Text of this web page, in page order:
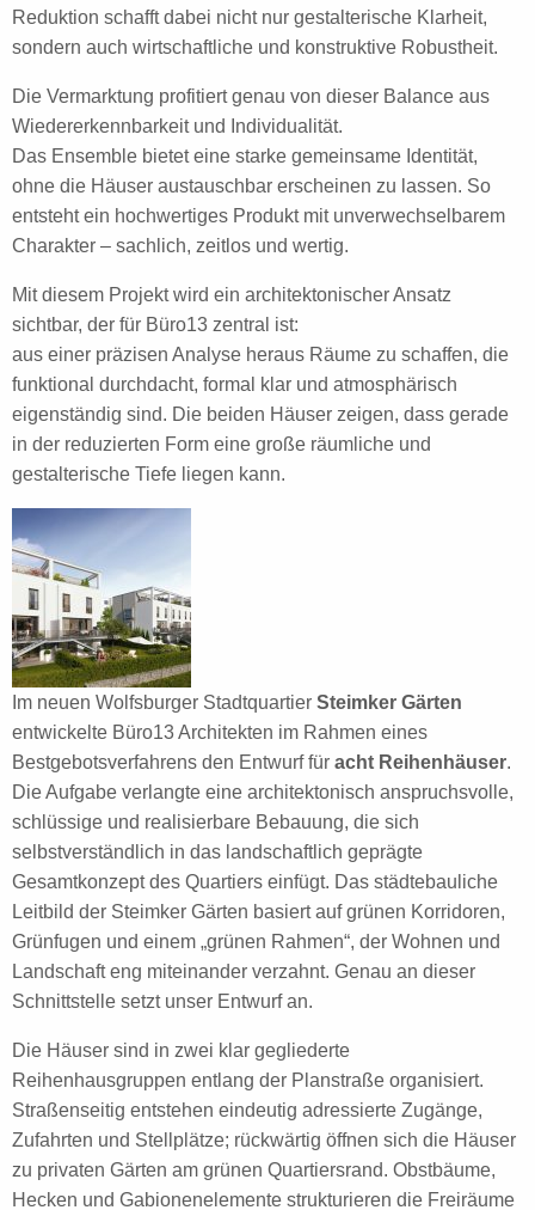
Reduktion schafft dabei nicht nur gestalterische Klarheit,
sondern auch wirtschaftliche und konstruktive Robustheit.
Die Vermarktung profitiert genau von dieser Balance aus
Wiedererkennbarkeit und Individualität.
Das Ensemble bietet eine starke gemeinsame Identität,
ohne die Häuser austauschbar erscheinen zu lassen. So
entsteht ein hochwertiges Produkt mit unverwechselbarem
Charakter – sachlich, zeitlos und wertig.
Mit diesem Projekt wird ein architektonischer Ansatz
sichtbar, der für Büro13 zentral ist:
aus einer präzisen Analyse heraus Räume zu schaffen, die
funktional durchdacht, formal klar und atmosphärisch
eigenständig sind. Die beiden Häuser zeigen, dass gerade
in der reduzierten Form eine große räumliche und
gestalterische Tiefe liegen kann.
Im neuen Wolfsburger Stadtquartier Steimker Gärten
entwickelte Büro13 Architekten im Rahmen eines
Bestgebotsverfahrens den Entwurf für acht Reihenhäuser.
Die Aufgabe verlangte eine architektonisch anspruchsvolle,
schlüssige und realisierbare Bebauung, die sich
selbstverständlich in das landschaftlich geprägte
Gesamtkonzept des Quartiers einfügt. Das städtebauliche
Leitbild der Steimker Gärten basiert auf grünen Korridoren,
Grünfugen und einem „grünen Rahmen“, der Wohnen und
Landschaft eng miteinander verzahnt. Genau an dieser
Schnittstelle setzt unser Entwurf an.
Die Häuser sind in zwei klar gegliederte
Reihenhausgruppen entlang der Planstraße organisiert.
Straßenseitig entstehen eindeutig adressierte Zugänge,
Zufahrten und Stellplätze; rückwärtig öffnen sich die Häuser
zu privaten Gärten am grünen Quartiersrand. Obstbäume,
Hecken und Gabionenelemente strukturieren die Freiräume